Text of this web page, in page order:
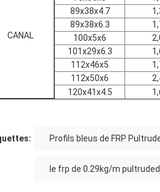
CANAL
89x38x4.7
89x38x6.3
100x5x6
101x29x6.3
112x46x5
112x50x6
120x41x4.5
Profils bleus de FRP
le frp de 0.29kg/m